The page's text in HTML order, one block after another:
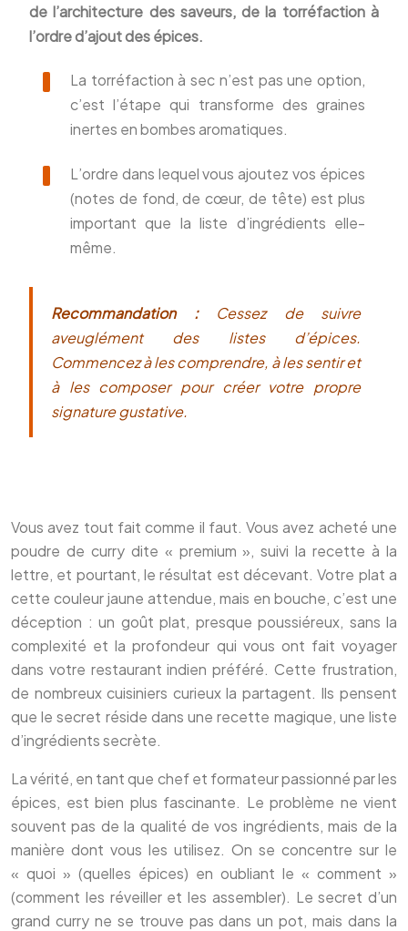
de l’architecture des saveurs, de la torréfaction à
l’ordre d’ajout des épices.
La torréfaction à sec n’est pas une option,
c’est l’étape qui transforme des graines
inertes en bombes aromatiques.
L’ordre dans lequel vous ajoutez vos épices
(notes de fond, de cœur, de tête) est plus
important que la liste d’ingrédients elle-
même.
Recommandation :Cessez de suivre
aveuglément des listes d’épices.
Commencez à les comprendre, à les sentir et
à les composer pour créer votre propre
signature gustative.
Vous avez tout fait comme il faut. Vous avez acheté une
poudre de curry dite « premium », suivi la recette à la
lettre, et pourtant, le résultat est décevant. Votre plat a
cette couleur jaune attendue, mais en bouche, c’est une
déception : un goût plat, presque poussiéreux, sans la
complexité et la profondeur qui vous ont fait voyager
dans votre restaurant indien préféré. Cette frustration,
de nombreux cuisiniers curieux la partagent. Ils pensent
que le secret réside dans une recette magique, une liste
d’ingrédients secrète.
La vérité, en tant que chef et formateur passionné par les
épices, est bien plus fascinante. Le problème ne vient
souvent pas de la qualité de vos ingrédients, mais de la
manière dont vous les utilisez. On se concentre sur le
« quoi » (quelles épices) en oubliant le « comment »
(comment les réveiller et les assembler). Le secret d’un
grand curry ne se trouve pas dans un pot, mais dans la